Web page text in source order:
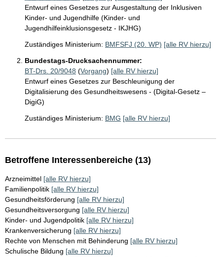
Entwurf eines Gesetzes zur Ausgestaltung der Inklusiven
Kinder- und Jugendhilfe (Kinder- und
Jugendhilfeinklusionsgesetz - IKJHG)
Zuständiges Ministerium: BMFSFJ (20. WP) [alle RV hierzu]
Bundestags-Drucksachennummer:
BT-Drs. 20/9048 (Vorgang) [alle RV hierzu]
Entwurf eines Gesetzes zur Beschleunigung der
Digitalisierung des Gesundheitswesens - (Digital-Gesetz –
DigiG)
Zuständiges Ministerium: BMG [alle RV hierzu]
Betroffene Interessenbereiche (13)
Arzneimittel [alle RV hierzu]
Familienpolitik [alle RV hierzu]
Gesundheitsförderung [alle RV hierzu]
Gesundheitsversorgung [alle RV hierzu]
Kinder- und Jugendpolitik [alle RV hierzu]
Krankenversicherung [alle RV hierzu]
Rechte von Menschen mit Behinderung [alle RV hierzu]
Schulische Bildung [alle RV hierzu]